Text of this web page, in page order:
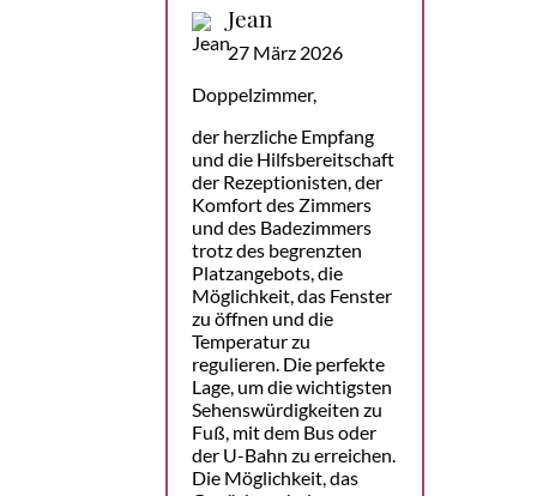
Jean
27 März 2026
Doppelzimmer,
der herzliche Empfang
und die Hilfsbereitschaft
der Rezeptionisten, der
Komfort des Zimmers
und des Badezimmers
trotz des begrenzten
Platzangebots, die
Möglichkeit, das Fenster
zu öffnen und die
Temperatur zu
regulieren. Die perfekte
Lage, um die wichtigsten
Sehenswürdigkeiten zu
Fuß, mit dem Bus oder
der U-Bahn zu erreichen.
Die Möglichkeit, das